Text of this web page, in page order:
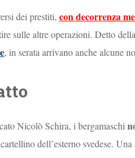
dei prestiti, con decorrenza
sulle altre operazioni. Detto
, in serata arrivano anche alcune
Nicolò Schira, i bergamaschi
dell’esterno svedese.